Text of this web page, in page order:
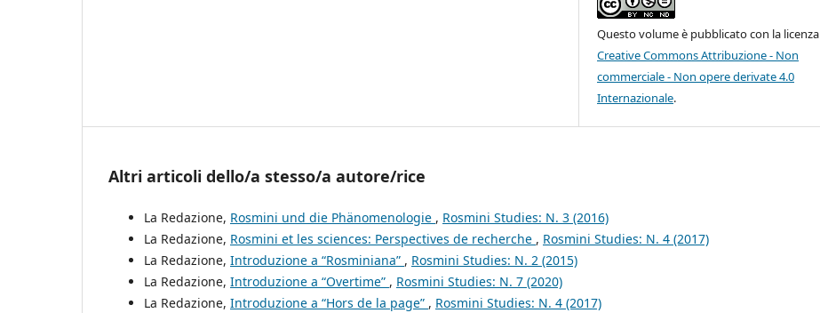
Questo volume è pubblicato con la licenza
Creative Commons Attribuzione - Non
commerciale - Non opere derivate 4.0
Internazionale.
Altri articoli dello/a stesso/a autore/rice
La Redazione, Rosmini und die Phänomenologie , Rosmini Studies: N. 3 (2016)
La Redazione, Rosmini et les sciences: Perspectives de recherche , Rosmini Studies: N. 4 (2017)
La Redazione, Introduzione a “Rosminiana” , Rosmini Studies: N. 2 (2015)
La Redazione, Introduzione a “Overtime” , Rosmini Studies: N. 7 (2020)
La Redazione, Introduzione a “Hors de la page” , Rosmini Studies: N. 4 (2017)